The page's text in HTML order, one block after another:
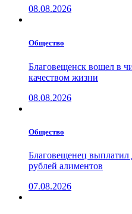
08.08.2026
Общество
Благовещенск вошел в
качеством жизни
08.08.2026
Общество
Благовещенец выплатил
рублей алиментов
07.08.2026